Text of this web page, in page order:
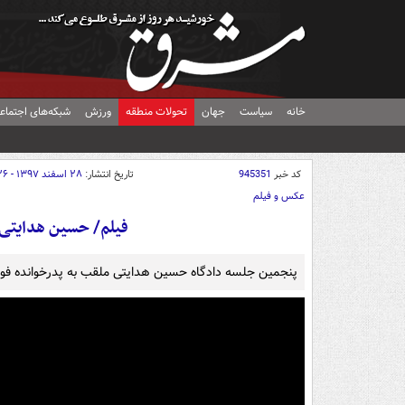
خانه سیاست جهان تحولات منطقه ورزش شبکه‌های
کد خبر 945351 تاریخ انتشار: ۲۸ اسفند ۱۳۹۷ - ۰۸:۲۶
عکس و فیلم
فیلم/ حسین هدایتی: به ۱۴ فدراسیون
پنجمین جلسه دادگاه حسین هدایتی ملقب به پدرخوانده